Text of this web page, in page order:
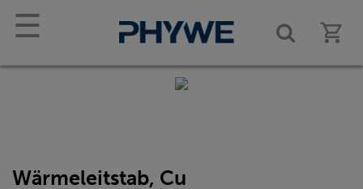
☰
Wärmeleitstab, Cu